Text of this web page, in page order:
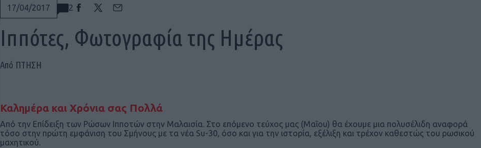
17/04/2017 2
Ιππότες, Φωτογραφία της Ημέρας
Από ΠΤΗΣΗ
Καλημέρα και Χρόνια σας Πολλά
Από την Επίδειξη των Ρώσων Ιπποτών στην Μαλαισία. Στο επόμενο τεύχος μας (Μαΐου) θα έχουμε μια πολυσέλιδη αναφορά
τόσο στην πρώτη εμφάνιση του Σμήνους με τα νέα Su-30, όσο και για την ιστορία, εξέλιξη και τρέχον καθεστώς του ρωσικού
μαχητικού.